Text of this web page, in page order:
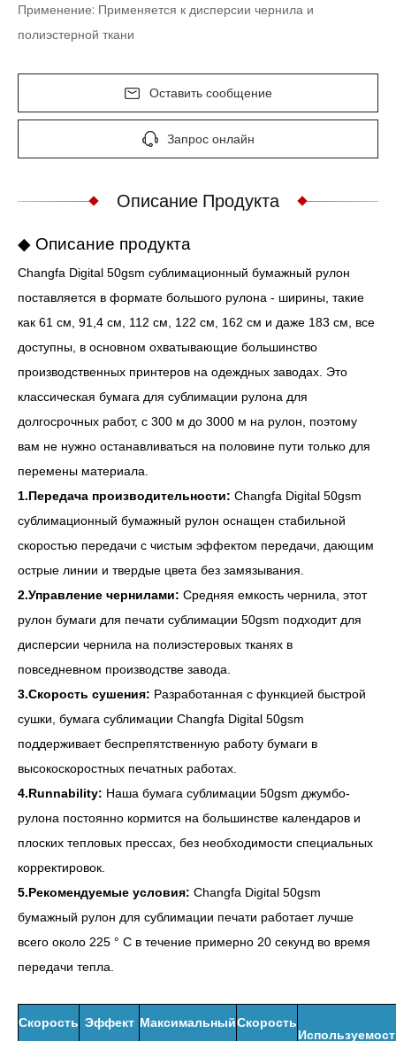
Применение: Применяется к дисперсии чернила и
полиэстерной ткани
Оставить сообщение
Запрос онлайн
Описание Продукта
◆ Описание продукта
Changfa Digital 50gsm сублимационный бумажный рулон
поставляется в формате большого рулона - ширины, такие
как 61 см, 91,4 см, 112 см, 122 см, 162 см и даже 183 см, все
доступны, в основном охватывающие большинство
производственных принтеров на одеждных заводах. Это
классическая бумага для сублимации рулона для
долгосрочных работ, с 300 м до 3000 м на рулон, поэтому
вам не нужно останавливаться на половине пути только для
перемены материала.
1.Передача производительности: Changfa Digital 50gsm
сублимационный бумажный рулон оснащен стабильной
скоростью передачи с чистым эффектом передачи, дающим
острые линии и твердые цвета без замязывания.
2.Управление чернилами: Средняя емкость чернила, этот
рулон бумаги для печати сублимации 50gsm подходит для
дисперсии чернила на полиэстеровых тканях в
повседневном производстве завода.
3.Скорость сушения: Разработанная с функцией быстрой
сушки, бумага сублимации Changfa Digital 50gsm
поддерживает беспрепятственную работу бумаги в
высокоскоростных печатных работах.
4.Runnability: Наша бумага сублимации 50gsm джумбо-
рулона постоянно кормится на большинстве календаров и
плоских тепловых прессах, без необходимости специальных
корректировок.
5.Рекомендуемые условия: Changfa Digital 50gsm
бумажный рулон для сублимации печати работает лучше
всего около 225 ° C в течение примерно 20 секунд во время
передачи тепла.
Скорость Эффект МаксимальныйСкорость